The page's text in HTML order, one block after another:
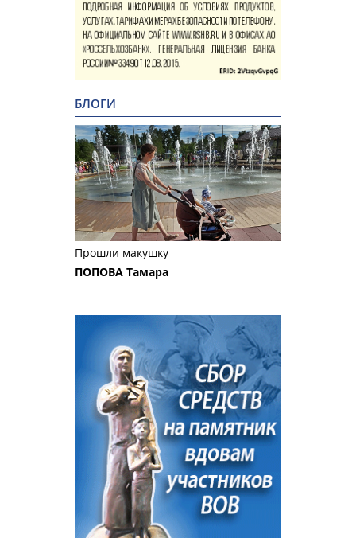
БЛОГИ
Прошли макушку
ПОПОВА Тамара